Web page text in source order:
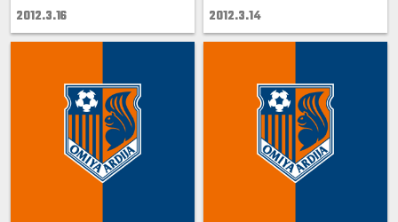
2012.3.16 2012.3.14